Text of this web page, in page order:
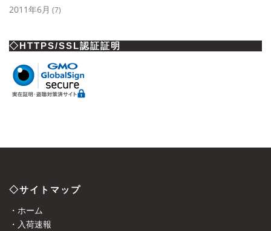
2011年6月 (7)
◇HTTPS/SSL認証証明
◇サイトマップ
・ホーム
・入荷速報